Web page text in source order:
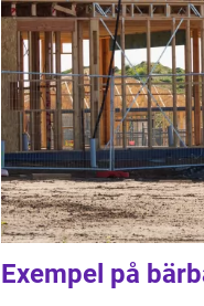
Exempel på